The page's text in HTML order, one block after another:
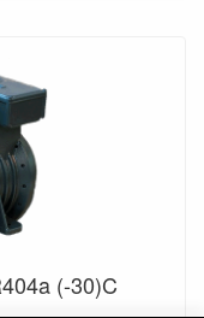
(-30)C